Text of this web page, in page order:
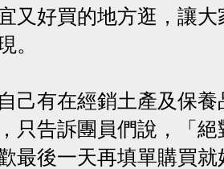
又好買的地方逛，讓
。
己有在經銷土產及保
只告訴團員們說，「
最後一天再填單購買